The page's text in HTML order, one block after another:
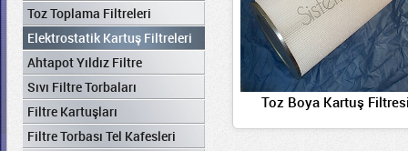
Toz Toplama Filtreleri
Elektrostatik Kartuş Filtreleri
Ahtapot Yıldız Filtre
Sıvı Filtre Torbaları
Filtre Kartuşları
Filtre Torbası Tel Kafesleri
Toz Boya Kartuş